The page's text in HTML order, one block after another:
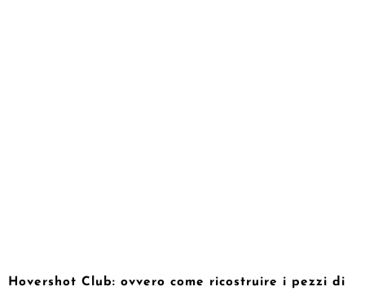
Hovershot Club: ovvero come ricostruire i pezzi di